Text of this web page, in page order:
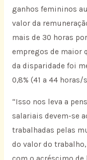
ganhos femininos
valor da
mais de 30 horas
empregos de maior
da disparidade foi
0,8% (41 a 44 horas/
“Isso nos leva a
salariais devem-se
trabalhadas pelas
do valor do